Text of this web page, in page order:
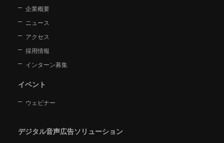
企業概要
ニュース
アクセス
採用情報
インターン募集
イベント
ウェビナー
デジタル音声広告ソリューション